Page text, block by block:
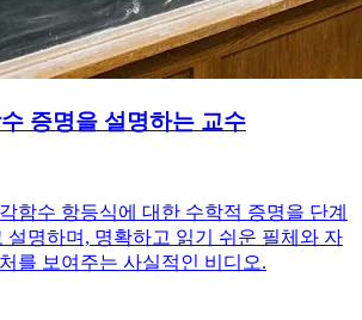
증명을 설명하는 교수
함수 항등식에 대한 수학적 증명을 단계
설명하며, 명확하고 읽기 쉬운 필체와 자
를 보여주는 사실적인 비디오.